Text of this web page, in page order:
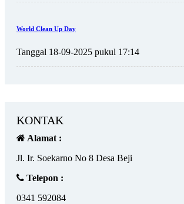
World Clean Up Day
Tanggal 18-09-2025 pukul 17:14
KONTAK
Alamat :
Jl. Ir. Soekarno No 8 Desa Beji
Telepon :
0341 592084